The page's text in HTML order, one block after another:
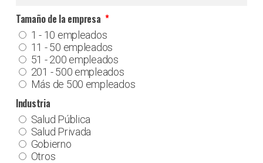
Tamaño de la empresa
1 - 10 empleados
11 - 50 empleados
51 - 200 empleados
201 - 500 empleados
Más de 500 empleados
Industria
Salud Pública
Salud Privada
Gobierno
Otros